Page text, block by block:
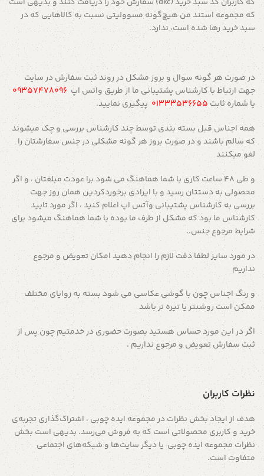
که مجموعه استند من هیچ‌گونه مسوولیتی نسبت به کالاهایی که در
سبد خرید رها شده است، ندارد.
در صورت هر گونه سوال و بروز مشكل در روند ثبت سفارش در سایت
جهت ارتباط با كارشناس پشتيباني ما از طريق واتس اپ09357478096
یا شماره ثابت01333536655 پيگيري نماييد.
همه اجناس قبل بسته بندي توسط چند كارشناس بررسي و چك ميشوند
كه سالم باشند و در صورت بروز هر گونه مشكلي در جنس سفارشتان را
لغو ميكنند
و طي ٤٨ ساعت كاري با شما هماهنگ مي شود برا عودت مبلغتان ، و اگر
محصولي به دستتان رسيد و با ايرادي برخوردكردين همان روز جهت
بررسي به كارشناس پشتيباني وآتس اپ اعلام كنيد ، اگر مورد تاييد
كارشناس ما بود كه مشكل از طرف ما بوده با شما هماهنگ ميشود برای
شرايط مرجوع جنس..
در مورد سايز لطفا دقت لازم را انجام دهيد امكان تعويض و مرجوع
نداريم
و رنگ اجناس چون با گوشي عكاسي مي شود بسته به زواياي مختلف
ممكن است روشنتر يا تيره تر باشد
اگر در اين مورد حساس هستيد بصورت حضوري در خدمتيم چون پس از
ثبت سفارش تعويض و مرجوع نداريم .
نظرات کاربران
هدف از ایجاد بخش نظرات در مجموعه ایده چوبی ، اشتراک‌گذاری تجربه‌ی
خرید و کاربری محصولاتی است که به فروش می‌رسد. بدیهی است بخش
نظرات مجموعه ایده چوبی یا دیگر سایت‌ها و شبکه‌های اجتماعی
متفاوت است.